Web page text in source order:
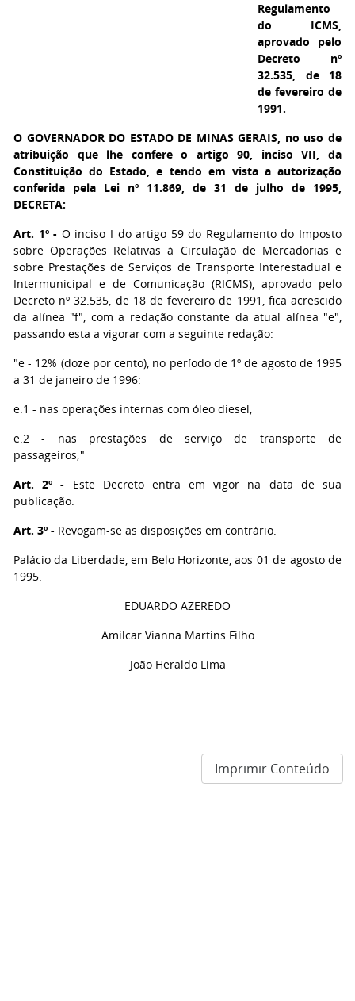
Regulamento
do ICMS,
aprovado pelo
Decreto nº
32.535, de 18
de fevereiro de
1991.
O GOVERNADOR DO ESTADO DE MINAS GERAIS, no uso de
atribuição que lhe confere o artigo 90, inciso VII, da
Constituição do Estado, e tendo em vista a autorização
conferida pela Lei nº 11.869, de 31 de julho de 1995,
DECRETA:
Art. 1º - O inciso I do artigo 59 do Regulamento do Imposto
sobre Operações Relativas à Circulação de Mercadorias e
sobre Prestações de Serviços de Transporte Interestadual e
Intermunicipal e de Comunicação (RICMS), aprovado pelo
Decreto nº 32.535, de 18 de fevereiro de 1991, fica acrescido
da alínea "f", com a redação constante da atual alínea "e",
passando esta a vigorar com a seguinte redação:
"e - 12% (doze por cento), no período de 1º de agosto de 1995
a 31 de janeiro de 1996:
e.1 - nas operações internas com óleo diesel;
e.2 - nas prestações de serviço de transporte de
passageiros;"
Art. 2º - Este Decreto entra em vigor na data de sua
publicação.
Art. 3º - Revogam-se as disposições em contrário.
Palácio da Liberdade, em Belo Horizonte, aos 01 de agosto de
1995.
EDUARDO AZEREDO
Amilcar Vianna Martins Filho
João Heraldo Lima
Imprimir Conteúdo